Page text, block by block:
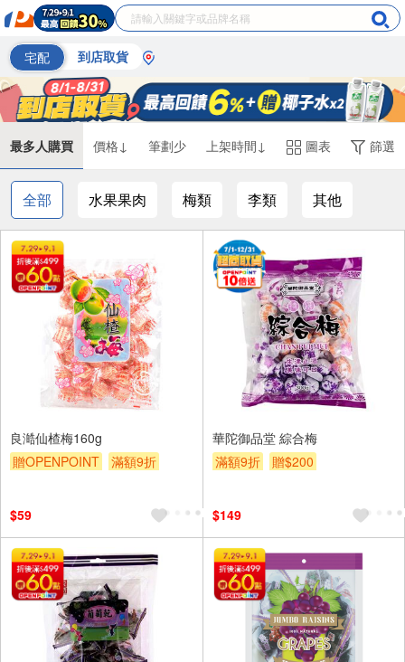
宅配 到店取貨
最多人購買 價格↓ 筆劃少 上架時間↓ 圖表 篩選
全部 水果果肉 梅類 李類 其他
良澔仙楂梅160g
贈OPENPOINT
滿額9折
$59
華陀御品堂 綜合梅
滿額9折
贈$200
$149